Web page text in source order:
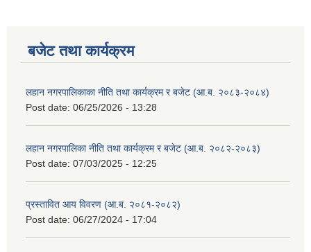
बजेट तथा कार्यक्रम
लहान नगरपालिकाका नीति तथा कार्यक्रम र बजेट (आ.ब. २०८३-२०८४)
Post date: 06/25/2026 - 13:28
लहान नगरपालिका नीति तथा कार्यक्रम र बजेट (आ.ब. २०८२-२०८३)
Post date: 07/03/2025 - 12:25
प्रस्तावित आय विवरण (आ.ब. २०८१-२०८२)
Post date: 06/27/2024 - 17:04